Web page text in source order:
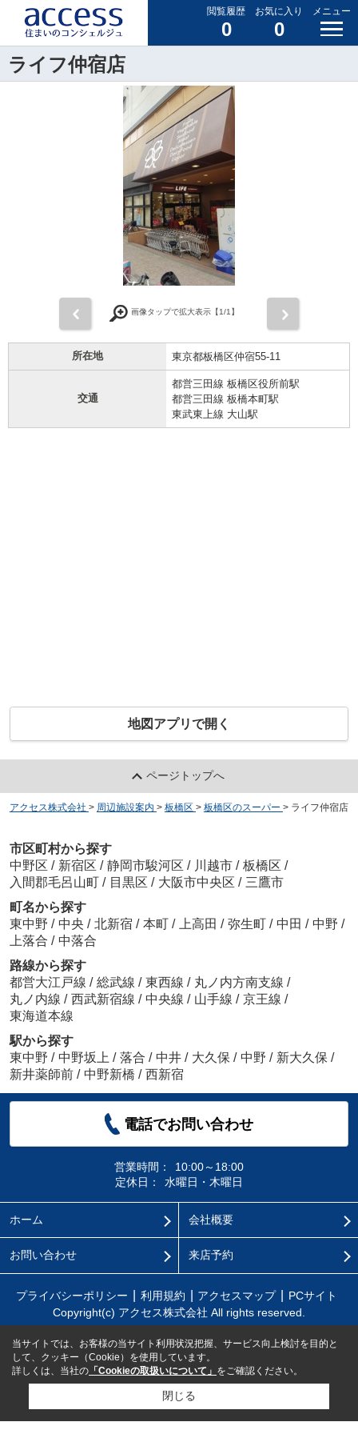
閲覧履歴
0
お気に入り
0
メニュー
ライフ仲宿店
画像タップで拡大表示【1/1】
所在地 東京都板橋区仲宿55-11
交通
都営三田線 板橋区役所前駅
都営三田線 板橋本町駅
東武東上線 大山駅
地図アプリで開く
ページトップへ
アクセス株式会社 > 周辺施設案内 > 板橋区 > 板橋区のスーパー > ライフ仲宿店
市区町村から探す
中野区 / 新宿区 / 静岡市駿河区 / 川越市 / 板橋区 /
入間郡毛呂山町 / 目黒区 / 大阪市中央区 / 三鷹市
町名から探す
東中野 / 中央 / 北新宿 / 本町 / 上高田 / 弥生町 / 中田 / 中野 /
上落合 / 中落合
路線から探す
都営大江戸線 / 総武線 / 東西線 / 丸ノ内方南支線 /
丸ノ内線 / 西武新宿線 / 中央線 / 山手線 / 京王線 /
東海道本線
駅から探す
東中野 / 中野坂上 / 落合 / 中井 / 大久保 / 中野 / 新大久保 /
新井薬師前 / 中野新橋 / 西新宿
電話でお問い合わせ
営業時間：
10:00～18:00
定休日：
水曜日・木曜日
ホーム 会社概要
お問い合わせ 来店予約
プライバシーポリシー 利用規約 アクセスマップ
PCサイト
Copyright(c) アクセス株式会社 All rights reserved.
当サイトでは、お客様の当サイト利用状況把握、サービス向上検討を目的と
して、クッキー（Cookie）を使用しています。
詳しくは、当社の 「Cookieの取扱いについて」 をご確認ください。
閉じる